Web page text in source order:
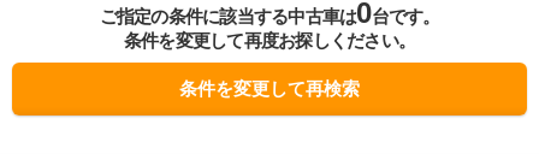
ご指定の条件に該当する中古車は0台です。
条件を変更して再度お探しください。
条件を変更して再検索